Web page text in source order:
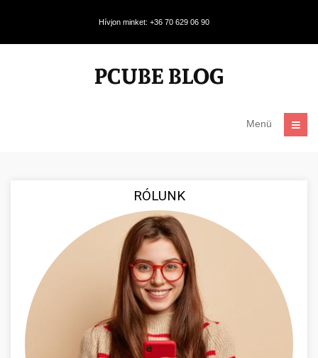
Hívjon minket: +36 70 629 06 90
Menü
RÓLUNK